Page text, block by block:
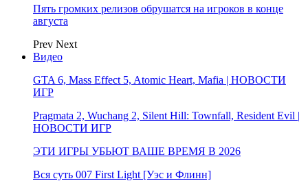
Пять громких релизов обрушатся на игроков в конце
августа
Prev Next
Видео
GTA 6, Mass Effect 5, Atomic Heart, Mafia | НОВОСТИ
ИГР
Pragmata 2, Wuchang 2, Silent Hill: Townfall, Resident Evil |
НОВОСТИ ИГР
ЭТИ ИГРЫ УБЬЮТ ВАШЕ ВРЕМЯ В 2026
Вся суть 007 First Light [Уэс и Флинн]